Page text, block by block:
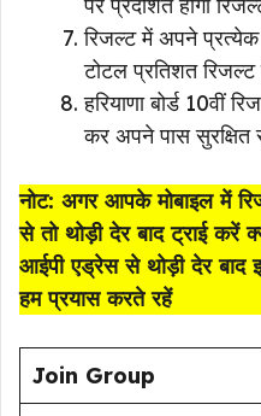
रिजल्ट में अपने
टोटल प्रतिशत
हरियाणा बोर्ड 10वीं
कर अपने पास सुरक्षित
नोट: अगर आपके मोबाइल में
से तो थोड़ी देर बाद ट्राई करें
आईपी एड्रेस से थोड़ी देर बाद
हम प्रयास करते रहें
Join Group